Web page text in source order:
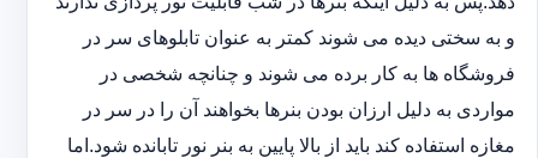
و به سختی دیده می شوند کمتر به عنوان تابلوهای سر در
فروشگاه ها به کار برده می شوند و چنانچه شخصی در
مواردی به دلیل ارزان بودن بنرها بخواهند آن را در سر در
مغازه استفاده کند باید از بالا پایین به بنر نور تابانده شود.اما